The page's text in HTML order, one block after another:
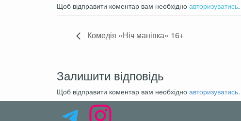
Щоб відправити коментар вам необхідно авторизуватись.
Комедія «Ніч маніяка» 16+
Залишити відповідь
Щоб відправити коментар вам необхідно авторизуватись.